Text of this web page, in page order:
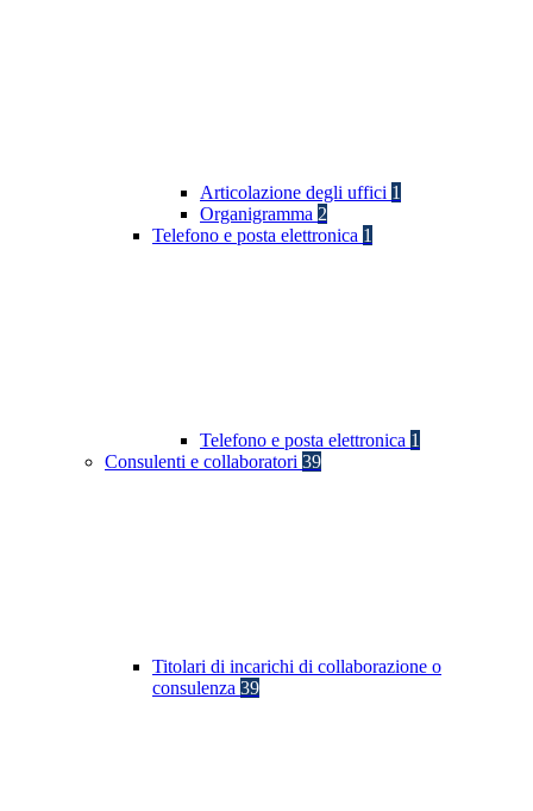
Articolazione degli uffici 1
Organigramma 2
Telefono e posta elettronica 1
Telefono e posta elettronica 1
Consulenti e collaboratori 39
Titolari di incarichi di collaborazione o
consulenza 39